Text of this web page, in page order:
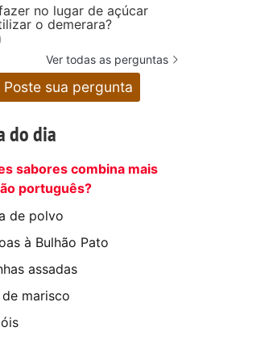
no lugar de açúcar
o demerara?
Ver todas as perguntas
Poste sua pergunta
do dia
sabores combina mais
português?
de polvo
à Bulhão Pato
assadas
marisco